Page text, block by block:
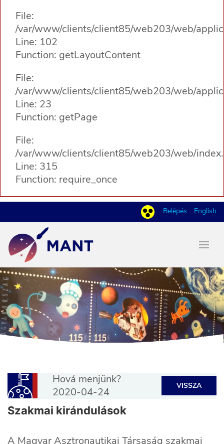
File:
/var/www/clients/client85/web203/web/
Line: 102
Function: getLayoutContent
File:
/var/www/clients/client85/web203/web/
Line: 23
Function: getPage
File:
/var/www/clients/client85/web203/web/
Line: 315
Function: require_once
Belépés English
Hová menjünk?
2020-04-24
VISSZA
Szakmai kirándulások
A Magyar Asztronautikai Társaság szakmai